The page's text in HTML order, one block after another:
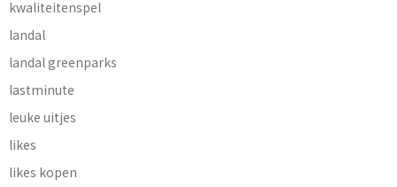
kwaliteitenspel
landal
landal greenparks
lastminute
leuke uitjes
likes
likes kopen